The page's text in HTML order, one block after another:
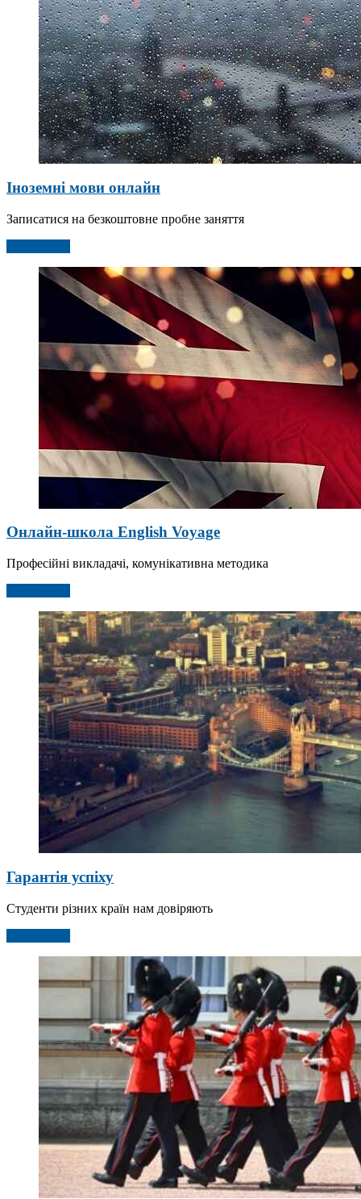
Іноземні мови онлайн
Записатися на безкоштовне пробне заняття
Онлайн-школа English Voyage
Професійні викладачі, комунікативна методика
Гарантія успіху
Студенти різних країн нам довіряють